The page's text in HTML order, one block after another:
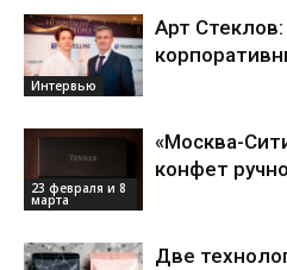
Интервью
Арт
23 февраля и 8
марта
«Москва-
конфет
Две